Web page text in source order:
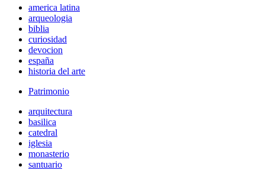
america latina
arqueologia
biblia
curiosidad
devocion
españa
historia del arte
Patrimonio
arquitectura
basilica
catedral
iglesia
monasterio
santuario